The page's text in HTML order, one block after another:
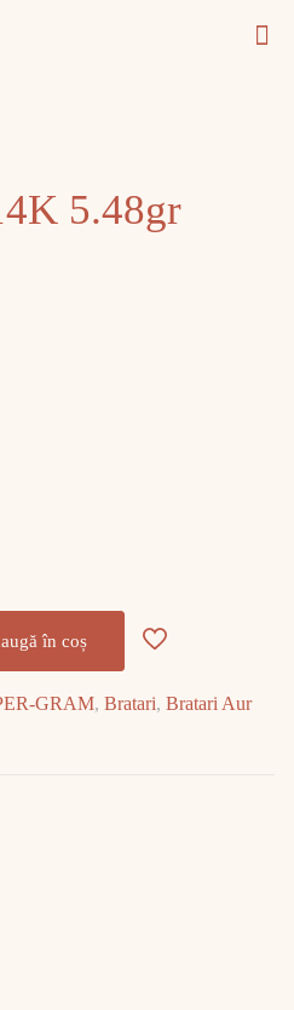
5.48gr
în coș
GRAM, Bratari, Bratari Aur